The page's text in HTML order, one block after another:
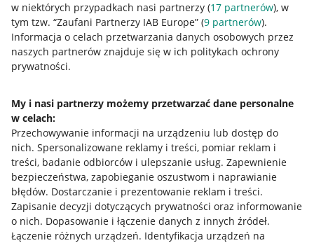
w niektórych przypadkach nasi partnerzy (17 partnerów), w
tym tzw. “Zaufani Partnerzy IAB Europe” (9 partnerów).
Informacja o celach przetwarzania danych osobowych przez
naszych partnerów znajduje się w ich politykach ochrony
prywatności.
My i nasi partnerzy możemy przetwarzać dane personalne
w celach:
Przechowywanie informacji na urządzeniu lub dostęp do
nich. Spersonalizowane reklamy i treści, pomiar reklam i
treści, badanie odbiorców i ulepszanie usług. Zapewnienie
bezpieczeństwa, zapobieganie oszustwom i naprawianie
błędów. Dostarczanie i prezentowanie reklam i treści.
Zapisanie decyzji dotyczących prywatności oraz informowanie
o nich. Dopasowanie i łączenie danych z innych źródeł.
Łączenie różnych urządzeń. Identyfikacja urządzeń na
Przydatne informacje
Jak to działa
Allegro Gadane dla sprzedających
Allegro Gadane dla kupujących
Mapa miejscowości
Informacje prawne
Regulamin